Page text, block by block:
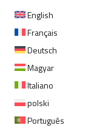
English
Français
Deutsch
Magyar
Italiano
polski
Português